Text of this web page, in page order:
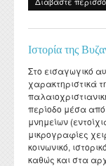
Διατελέσαντες
Ομότιμοι
Διατελέσαντα
Επίτιμοι
Επίτιμοι
Διάρκεια φοίτησης
Κατατακτήριες
Τοπική Ιστορία,
Ωρολόγιο
Σύμβουλος
ΔΟΑΤΑΠ
Εργαστήριο
Εργαστήριο
Εκπαίδευση
Υγειονομική
Συνέδρια -
Δραστηριότητες
Απολογισμοί
Έντυπα
Κανονισμός
Κανονισμός
Κανονισμός
Ο θεσμός του
Επικοινωνία
Ιστορία της
Στο εισαγωγικό
χαρακτηριστικά
περίοδο μέσα
μνημείων
μικρογραφίες
κοινωνικό,
καθώς και στα